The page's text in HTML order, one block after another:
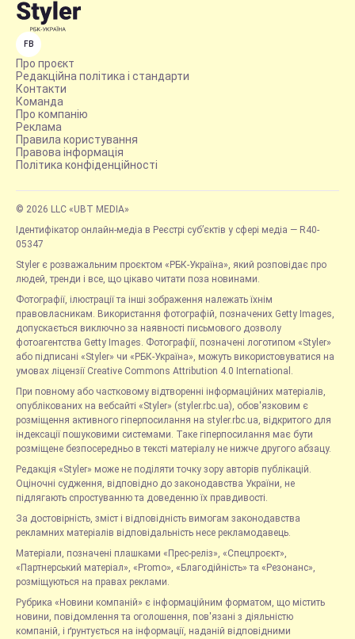
FB
Про проєкт
Редакційна політика і стандарти
Контакти
Команда
Про компанію
Реклама
Правила користування
Правова інформація
Політика конфіденційності
© 2026 LLC «UBT MEDIA»
Ідентифікатор онлайн-медіа в Реєстрі суб’єктів у сфері медіа — R40-
05347
Styler є розважальним проєктом «РБК-Україна», який розповідає про
людей, тренди і все, що цікаво читати поза новинами.
Фотографії, ілюстрації та інші зображення належать їхнім
правовласникам. Використання фотографій, позначених Getty Images,
допускається виключно за наявності письмового дозволу
фотоагентства Getty Images. Фотографії, позначені логотипом «Styler»
або підписані «Styler» чи «РБК-Україна», можуть використовуватися на
умовах ліцензії Creative Commons Attribution 4.0 International.
При повному або частковому відтворенні інформаційних матеріалів,
опублікованих на вебсайті «Styler» (styler.rbc.ua), обов'язковим є
розміщення активного гіперпосилання на styler.rbc.ua, відкритого для
індексації пошуковими системами. Таке гіперпосилання має бути
розміщене безпосередньо в тексті матеріалу не нижче другого абзацу.
Редакція «Styler» може не поділяти точку зору авторів публікацій.
Оціночні судження, відповідно до законодавства України, не
підлягають спростуванню та доведенню їх правдивості.
За достовірність, зміст і відповідність вимогам законодавства
рекламних матеріалів відповідальність несе рекламодавець.
Матеріали, позначені плашками «Прес-реліз», «Спецпроєкт»,
«Партнерський матеріал», «Promo», «Благодійність» та «Резонанс»,
розміщуються на правах реклами.
Рубрика «Новини компаній» є інформаційним форматом, що містить
новини, повідомлення та оголошення, пов'язані з діяльністю
компаній, і ґрунтується на інформації, наданій відповідними